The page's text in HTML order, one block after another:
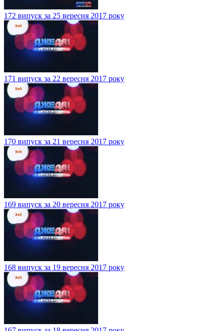
172 випуск за 25 вересня 2017 року
171 випуск за 22 вересня 2017 року
170 випуск за 21 вересня 2017 року
169 випуск за 20 вересня 2017 року
168 випуск за 19 вересня 2017 року